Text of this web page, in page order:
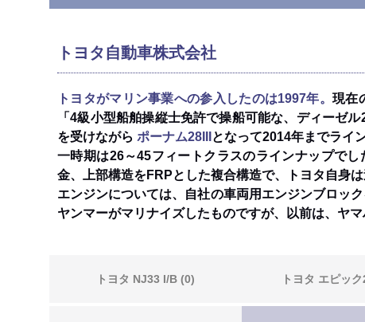
トヨタ自動車株式会社
トヨタがマリン事業への参入したのは1997年。現在
「4級小型船舶操縦士免許で操船可能な、ディーゼ
を受けながら ポーナム28III となって2014年までライ
一時期は26～45フィートクラスのラインナップで
金、上部構造をFRPとした複合構造で、トヨタ自身
エンジンについては、自社の車両用エンジンブロッ
ヤンマーがマリナイズしたものですが、以前は、ヤ
トヨタ NJ33 I/B (0) トヨタ エピッ